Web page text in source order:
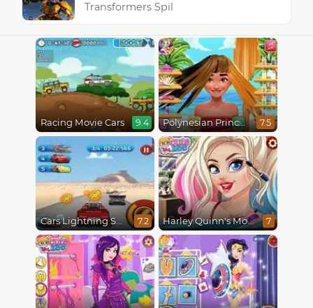
Transformers Spil
Racing Movie Cars 9.4 Polynesian Princess Real Haircuts 7.5
Cars Lightning Speed 7.2 Harley Quinn's Modern Makeover 7